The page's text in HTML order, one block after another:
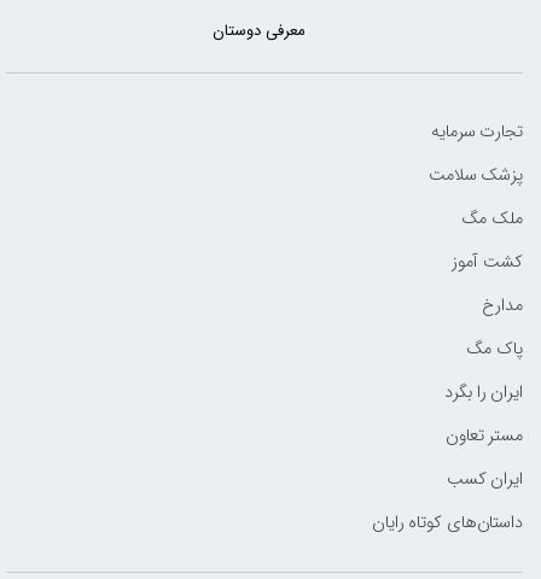
معرفی دوستان
تجارت سرمایه
پزشک سلامت
ملک مگ
کشت آموز
مدارخ
پاک مگ
ایران را بگرد
مستر تعاون
ایران کسب
داستان‌های کوتاه رایان